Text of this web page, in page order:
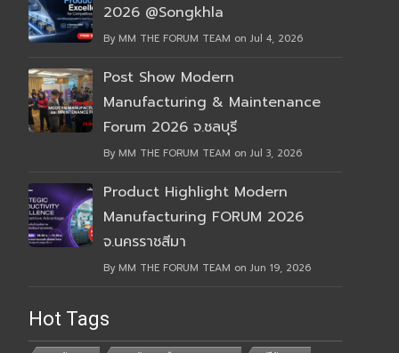
2026 @Songkhla
By MM THE FORUM TEAM on Jul 4, 2026
Post Show Modern
Manufacturing & Maintenance
Forum 2026 จ.ชลบุรี
By MM THE FORUM TEAM on Jul 3, 2026
Product Highlight Modern
Manufacturing FORUM 2026
จ.นครราชสีมา
By MM THE FORUM TEAM on Jun 19, 2026
Hot Tags